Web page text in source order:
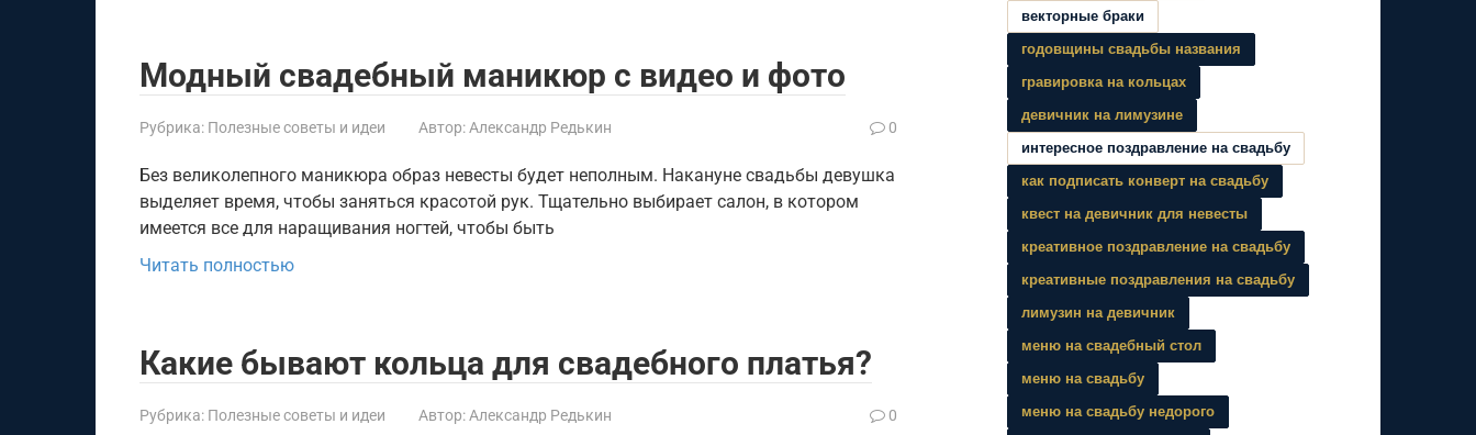
Модный свадебный маникюр с видео и фото
Рубрика: Полезные советы и идеи Автор: Александр Редькин 0
Без великолепного маникюра образ невесты будет неполным. Накануне свадьбы девушка
выделяет время, чтобы заняться красотой рук. Тщательно выбирает салон, в котором
имеется все для наращивания ногтей, чтобы быть
Читать полностью
Какие бывают кольца для свадебного платья?
Рубрика: Полезные советы и идеи Автор: Александр Редькин 0
векторные браки
годовщины свадьбы названия
гравировка на кольцах
девичник на лимузине
интересное поздравление на свадьбу
как подписать конверт на свадьбу
квест на девичник для невесты
креативное поздравление на свадьбу
креативные поздравления на свадьбу
лимузин на девичник
меню на свадебный стол
меню на свадьбу
меню на свадьбу недорого